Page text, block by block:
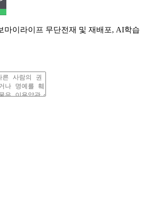
이라이프 무단전재 및 재배포, AI학습